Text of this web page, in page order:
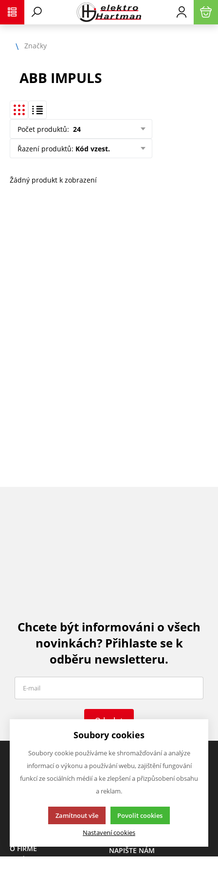
Značky
ABB IMPULS
Počet produktů: 24
Řazení produktů: Kód vzest.
Žádný produkt k zobrazení
Chcete být informováni o všech
novinkách? Přihlaste se k
odběru newsletteru.
Odeslat
VŠE O NÁKUPU
Vrácení zboží
Zásady zpracování osobních
VÝHODY A SLEVY
Zboží v akci
Zboží výprodej
O FIRMĚ
O nás
NAPIŠTE NÁM
Soubory cookies
Soubory cookie používáme ke shromažďování a analýze
informací o výkonu a používání webu, zajištění fungování
funkcí ze sociálních médií a ke zlepšení a přizpůsobení obsahu
a reklam.
Zamítnout vše Povolit cookies
Nastavení cookies